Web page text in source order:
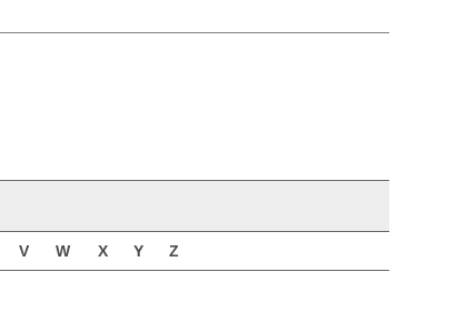
V W X Y Z